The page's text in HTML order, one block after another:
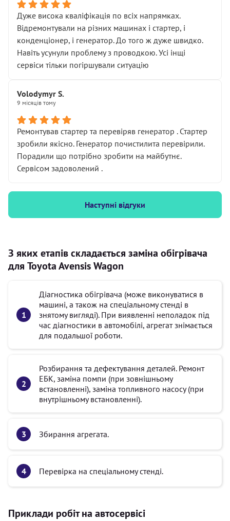
Дуже висока кваліфікація по всіх напрямках.
Відремонтували на різних машинах і стартер, і
конденціонер, і генератор. До того ж дуже швидко.
Навіть усунули проблему з проводкою. Усі інщі
сервіси тільки погіршували ситуацію
Volodymyr S.
9 місяців тому
Ремонтував стартер та перевіряв генератор . Стартер
зробили якісно. Генератор почистилита перевірили.
Порадили що потрібно зробити на майбутнє.
Сервісом задоволений .
Наступні відгуки
З яких етапів складається заміна обігрівача
для Toyota Avensis Wagon
Діагностика обігрівача (може виконуватися в
машині, а також на спеціальному стенді в
знятому вигляді). При виявленні неполадок під
час діагностики в автомобілі, агрегат знімається
для подальшої роботи.
Розбирання та дефектування деталей. Ремонт
ЕБК, заміна помпи (при зовнішньому
встановленні), заміна топливного насосу (при
внутрішньому встановленні).
Збирання агрегата.
Перевірка на спеціальному стенді.
Приклади робіт на автосервісі